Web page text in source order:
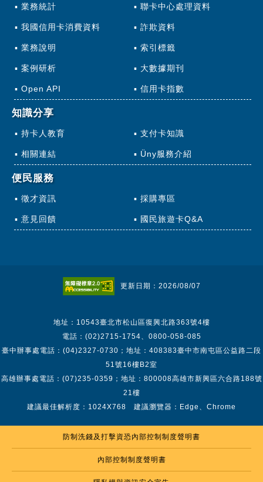
業務統計 聯卡中心處理資料
我國信用卡消費資料 詐欺資料
業務說明 索引標籤
案例研析 大數據期刊
Open API 信用卡指數
知識分享
持卡人教育 支付卡知識
相關連結 Üny服務介紹
便民服務
徵才資訊 採購專區
意見回饋 國民旅遊卡Q&A
更新日期：2026/08/07
地址：10543臺北市松山區復興北路363號4樓
電話：(02)2715-1754、0800-058-085
臺中辦事處電話：(04)2327-0730；地址：408383臺中市南屯區公益路二段
51號16樓B2室
高雄辦事處電話：(07)235-0359；地址：800008高雄市新興區六合路188號
21樓
建議最佳解析度：1024X768 建議瀏覽器：Edge、Chrome
防制洗錢及打擊資恐內部控制制度聲明書
內部控制制度聲明書